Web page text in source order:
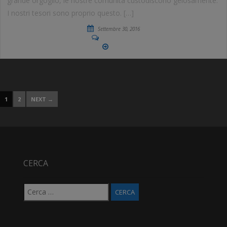
I nostri tesori sono proprio questo. […]
Settembre 30, 2016
1 2 NEXT →
CERCA
Ricerca
per: